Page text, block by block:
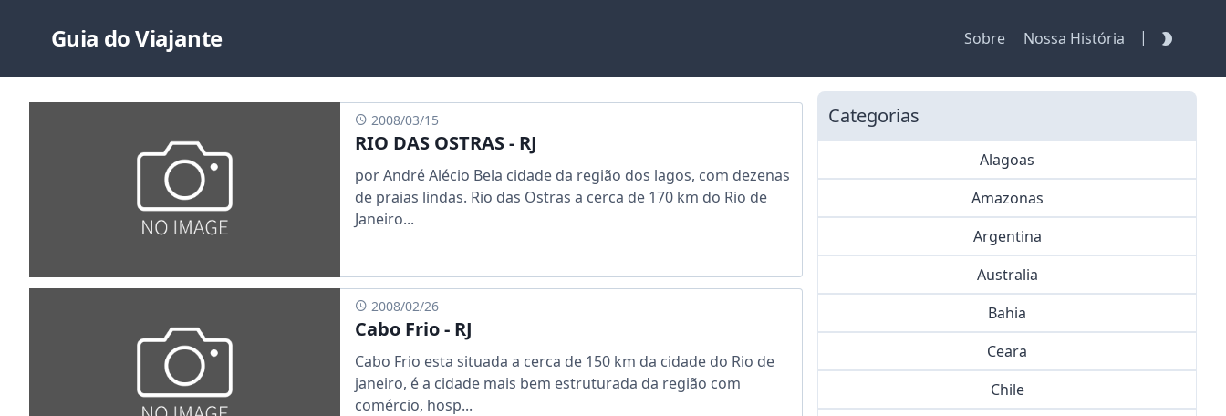
Guia do Viajante Sobre Nossa História |
2008/03/15
RIO DAS OSTRAS - RJ
por André Alécio Bela cidade da região dos lagos, com dezenas
de praias lindas. Rio das Ostras a cerca de 170 km do Rio de
Janeiro...
2008/02/26
Cabo Frio - RJ
Cabo Frio esta situada a cerca de 150 km da cidade do Rio de
janeiro, é a cidade mais bem estruturada da região com
comércio, hosp...
Categorias
Alagoas
Amazonas
Argentina
Australia
Bahia
Ceara
Chile